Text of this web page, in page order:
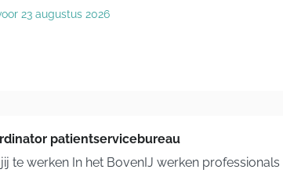
23 augustus 2026
patientservicebureau
te werken In het BovenIJ werken